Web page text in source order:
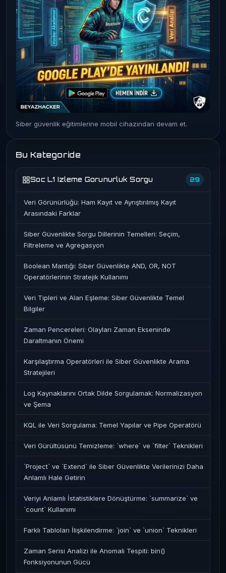
Siber güvenlik eğitimlerine mobil cihazından devam et.
Bu Kategoride
Soc L1 Izleme Gorunurluk Sorgu 29
Veri Görünürlüğü: Ham Kayıt ve Ayrıştırılmış Kayıt
Arasındaki Farklar
Siber Güvenlikte Sorgu Dillerinin Temelleri: Seçim,
Filtreleme ve Agregasyon
Boolean Mantığı: Siber Güvenlikte AND, OR, NOT
Operatörlerinin Stratejik Kullanımı
Veri Tipleri ve Alan Eşleme: Siber Güvenlikte Temel
Bilgiler
Zaman Pencereleri: Olayları Zaman Ekseninde
Daraltmanın Önemi
Karşılaştırma Operatörleri ile Siber Güvenlikte Arama
Stratejileri
Log Kaynaklarını Ortak Dilde Sorgulamak: Normalizasyon
ve Şema
KQL ile Veri Sorgulama: Temel Yapılar ve Pipe Operatörü
Veri Gürültüsünü Temizleme: `where` ve `filter` Teknikleri
`Project` ve `Extend` ile Siber Güvenlikte Verilerinizi Daha
Anlamlı Hale Getirin
Veriyi Anlamlı İstatistiklere Dönüştürme: `summarize` ve
`count` Kullanımı
Farklı Tabloları İlişkilendirme: `join` ve `union` Teknikleri
Zaman Serisi Analizi ile Anomali Tespiti: bin()
Fonksiyonunun Gücü